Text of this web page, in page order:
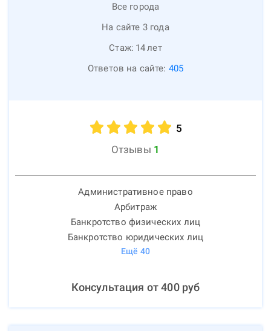
Все города
На сайте 3 года
Стаж: 14лет
Ответов на сайте: 405
5
Отзывы 1
Административное право
Арбитраж
Банкротство физических лиц
Банкротство юридических лиц
Ещё 40
Консультация от400руб